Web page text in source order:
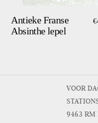
Antieke Franse
Absinthe lepel
€
VOOR
9463 RM